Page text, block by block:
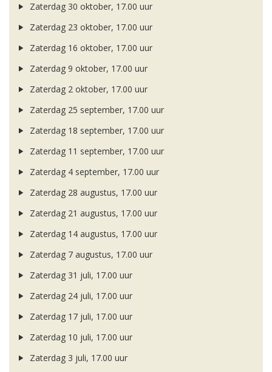
Zaterdag 30 oktober, 17.00 uur
Zaterdag 23 oktober, 17.00 uur
Zaterdag 16 oktober, 17.00 uur
Zaterdag 9 oktober, 17.00 uur
Zaterdag 2 oktober, 17.00 uur
Zaterdag 25 september, 17.00 uur
Zaterdag 18 september, 17.00 uur
Zaterdag 11 september, 17.00 uur
Zaterdag 4 september, 17.00 uur
Zaterdag 28 augustus, 17.00 uur
Zaterdag 21 augustus, 17.00 uur
Zaterdag 14 augustus, 17.00 uur
Zaterdag 7 augustus, 17.00 uur
Zaterdag 31 juli, 17.00 uur
Zaterdag 24 juli, 17.00 uur
Zaterdag 17 juli, 17.00 uur
Zaterdag 10 juli, 17.00 uur
Zaterdag 3 juli, 17.00 uur